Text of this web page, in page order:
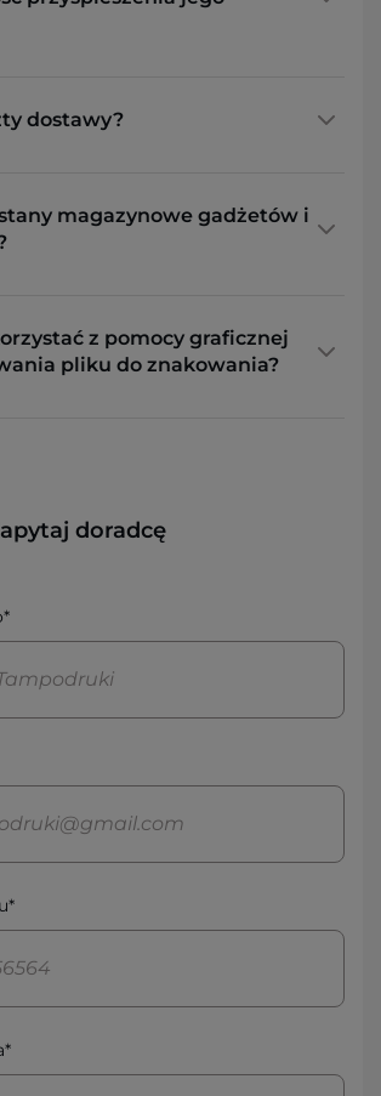
dostawy?
magazynowe gadżetów i
z pomocy graficznej
pliku do znakowania?
doradcę